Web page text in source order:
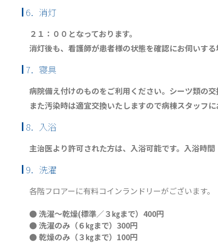
6．消灯
２１：００となっております。
消灯後も、看護師が患者様の状態を確認にお伺いす
7．寝具
病院備え付けのものをご利用ください。 シーツ類の
また汚染時は適宜交換いたしますので病棟スタッフ
8．入浴
主治医より許可された方は、入浴可能です。 入浴時間
9．洗濯
各階フロアーに有料コインランドリーがございます。
● 洗濯～乾燥(標準／３㎏まで）400円
● 洗濯のみ（６㎏まで）300円
● 乾燥のみ（３㎏まで）100円